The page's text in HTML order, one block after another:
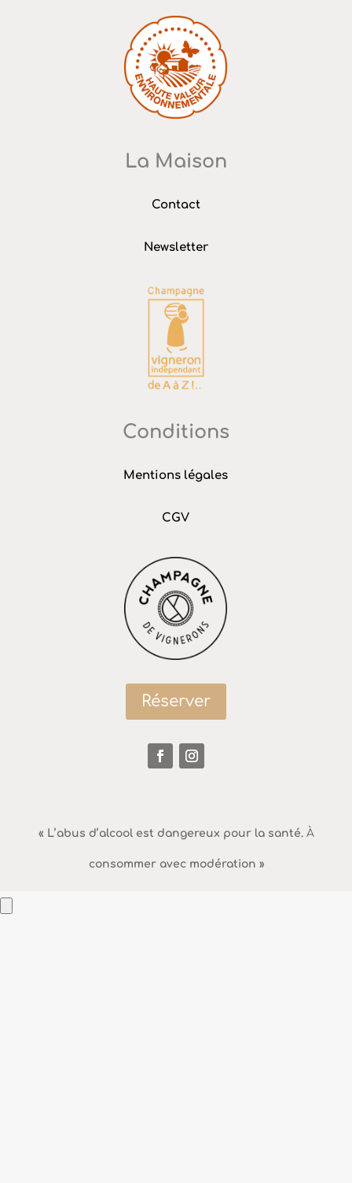
La Maison
Contact
Newsletter
Conditions
Mentions légales
CGV
Réserver
« L’abus d’alcool est dangereux pour la santé.À
consommer avec modération »